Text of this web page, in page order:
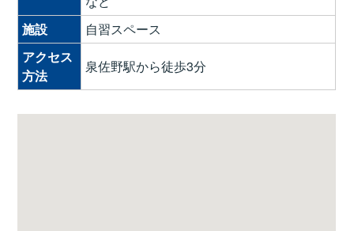
施設
自習スペース
アクセス
方法
泉佐野駅から徒歩3分